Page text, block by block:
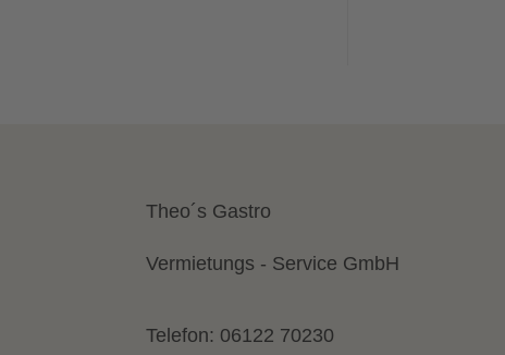
Theo´s Gastro
Vermietungs - Service GmbH
Telefon: 06122 70230